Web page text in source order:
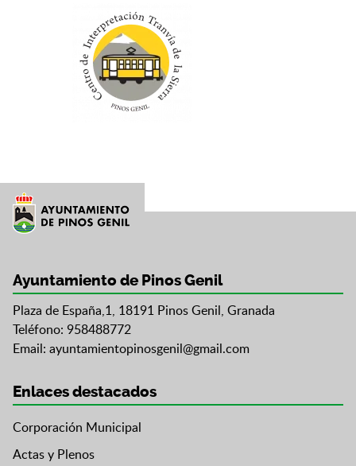
Ayuntamiento de Pinos Genil
Plaza de España,1, 18191 Pinos Genil, Granada
Teléfono: 958488772
Email: ayuntamientopinosgenil@gmail.com
Enlaces destacados
Corporación Municipal
Actas y Plenos